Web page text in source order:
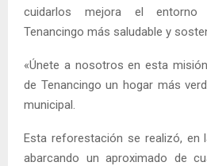
cuidarlos mejora el entorno
Tenancingo más saludable y
«Únete a nosotros en esta
de Tenancingo un hogar más
municipal.
Esta reforestación se realizó, en
abarcando un aproximado de